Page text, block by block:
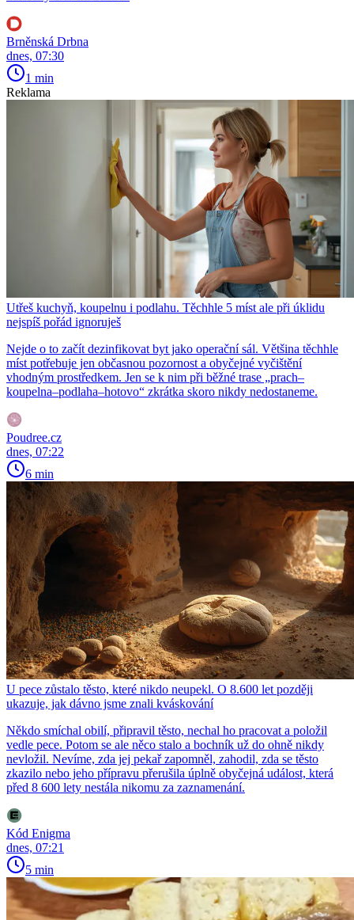
Brněnská Drbna
dnes, 07:30
1 min
Reklama
Utřeš kuchyň, koupelnu i podlahu. Těchhle 5 míst ale při úklidu
nejspíš pořád ignoruješ
Nejde o to začít dezinfikovat byt jako operační sál. Většina těchhle
míst potřebuje jen občasnou pozornost a obyčejné vyčištění
vhodným prostředkem. Jen se k nim při běžné trase „prach–
koupelna–podlaha–hotovo“ zkrátka skoro nikdy nedostaneme.
Poudree.cz
dnes, 07:22
6 min
U pece zůstalo těsto, které nikdo neupekl. O 8.600 let později
ukazuje, jak dávno jsme znali kváskování
Někdo smíchal obilí, připravil těsto, nechal ho pracovat a položil
vedle pece. Potom se ale něco stalo a bochník už do ohně nikdy
nevložil. Nevíme, zda jej pekař zapomněl, zahodil, zda se těsto
zkazilo nebo jeho přípravu přerušila úplně obyčejná událost, která
před 8 600 lety nestála nikomu za zaznamenání.
Kód Enigma
dnes, 07:21
5 min